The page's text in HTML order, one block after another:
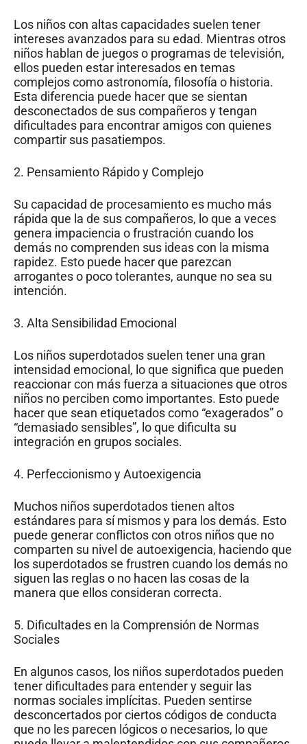
Los niños con altas capacidades suelen tener
intereses avanzados para su edad. Mientras otros
niños hablan de juegos o programas de televisión,
ellos pueden estar interesados en temas
complejos como astronomía, filosofía o historia.
Esta diferencia puede hacer que se sientan
desconectados de sus compañeros y tengan
dificultades para encontrar amigos con quienes
compartir sus pasatiempos.
2. Pensamiento Rápido y Complejo
Su capacidad de procesamiento es mucho más
rápida que la de sus compañeros, lo que a veces
genera impaciencia o frustración cuando los
demás no comprenden sus ideas con la misma
rapidez. Esto puede hacer que parezcan
arrogantes o poco tolerantes, aunque no sea su
intención.
3. Alta Sensibilidad Emocional
Los niños superdotados suelen tener una gran
intensidad emocional, lo que significa que pueden
reaccionar con más fuerza a situaciones que otros
niños no perciben como importantes. Esto puede
hacer que sean etiquetados como “exagerados” o
“demasiado sensibles”, lo que dificulta su
integración en grupos sociales.
4. Perfeccionismo y Autoexigencia
Muchos niños superdotados tienen altos
estándares para sí mismos y para los demás. Esto
puede generar conflictos con otros niños que no
comparten su nivel de autoexigencia, haciendo que
los superdotados se frustren cuando los demás no
siguen las reglas o no hacen las cosas de la
manera que ellos consideran correcta.
5. Dificultades en la Comprensión de Normas
Sociales
En algunos casos, los niños superdotados pueden
tener dificultades para entender y seguir las
normas sociales implícitas. Pueden sentirse
desconcertados por ciertos códigos de conducta
que no les parecen lógicos o necesarios, lo que